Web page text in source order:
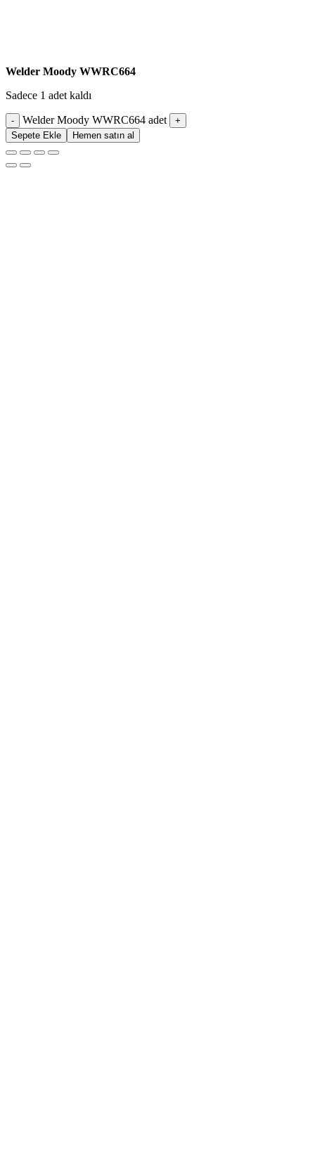
Welder Moody WWRC664
Sadece 1 adet kaldı
Welder Moody WWRC664 adet
Sepete Ekle Hemen satın al